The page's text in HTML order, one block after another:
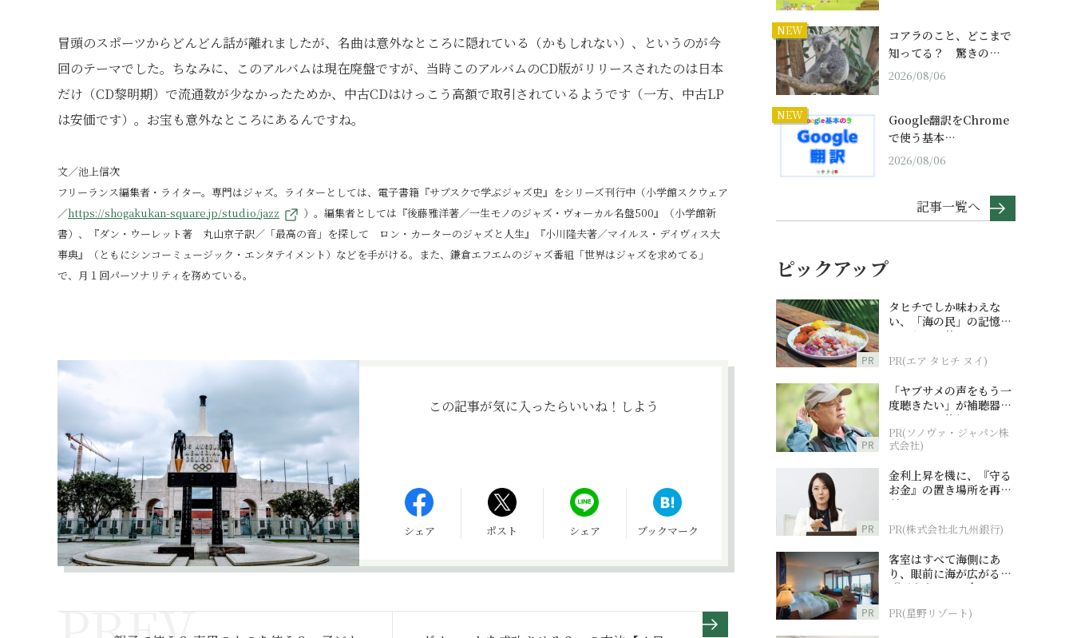
冒頭のスポーツからどんどん話が離れましたが、名曲は意外なところに隠れている（かもしれない）、というのが今
回のテーマでした。ちなみに、このアルバムは現在廃盤ですが、当時このアルバムのCD版がリリースされたのは日本
だけ（CD黎明期）で流通数が少なかったためか、中古CDはけっこう高額で取引されているようです（一方、中古LP
は安価です）。お宝も意外なところにあるんですね。
文／池上信次
フリーランス編集者・ライター。専門はジャズ。ライターとしては、電子書籍『サブスクで学ぶジャズ史』をシリーズ刊行中（小学館スクウェア
／https://shogakukan-square.jp/studio/jazz
）。編集者としては『後藤雅洋著／一生モノのジャズ・ヴォーカル名盤500』（小学館新
書）、『ダン・ウーレット著 丸山京子訳／「最高の音」を探して ロン・カーターのジャズと人生』『小川隆夫著／マイルス・デイヴィス大
事典』（ともにシンコーミュージック・エンタテイメント）などを手がける。また、鎌倉エフエムのジャズ番組「世界はジャズを求めてる」
で、月１回パーソナリティを務めている。
この記事が気に入ったらいいね！しよう
シェア ポスト シェア ブックマーク
NEW
コアラのこと、どこまで
知ってる？ 驚きの…
2026/08/06
NEW
Google翻訳をChrome
で使う基本…
2026/08/06
記事一覧へ
ピックアップ
PR
タヒチでしか味わえな
い、「海の民」の記憶へ
とつながる旅
PR(エア タヒチ ヌイ)
PR
「ヤブサメの声をもう一
度聴きたい」が補聴器チ
ャレンジの後押しに
PR(ソノヴァ・ジャパン株
式会社)
PR
金利上昇を機に、『守る
お金』の置き場所を再検
討
PR(株式会社北九州銀行)
PR
客室はすべて海側にあ
り、眼前に海が広がる
『西表島ホテル by 星野
PR(星野リゾート)